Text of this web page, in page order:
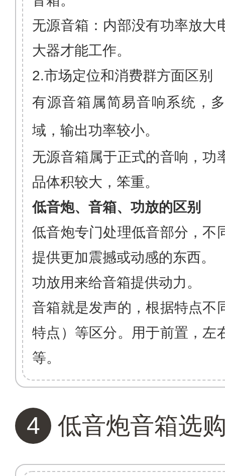
无源音箱 ：内部没有功率放大
大器才能工作。
2.市场定位和消费群方面区别
有源音箱属简易音响系统 ，
域， 输出功率较小。
无源音箱属于正式的音响，功
品体积较大，笨重。
低音炮、音箱、功放的区别
低音炮专门处理低音部分，不
提供更加震撼或动感的东西。
功放用来给音箱提供动力。
音箱就是发声的，根据特点不
特点）等区分。用于前置，左
等。
4 低音炮音箱选